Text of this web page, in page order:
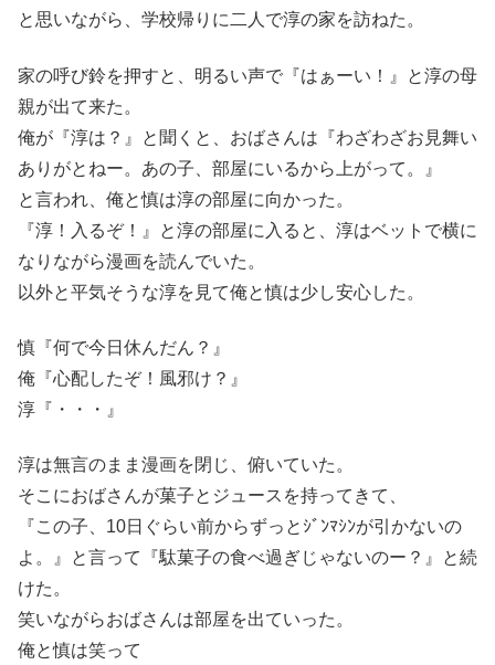
と思いながら、学校帰りに二人で淳の家を訪ねた。
家の呼び鈴を押すと、明るい声で『はぁーい！』と淳の母
親が出て来た。
俺が『淳は？』と聞くと、おばさんは『わざわざお見舞い
ありがとねー。あの子、部屋にいるから上がって。』
と言われ、俺と慎は淳の部屋に向かった。
『淳！入るぞ！』と淳の部屋に入ると、淳はベットで横に
なりながら漫画を読んでいた。
以外と平気そうな淳を見て俺と慎は少し安心した。
慎『何で今日休んだん？』
俺『心配したぞ！風邪け？』
淳『・・・』
淳は無言のまま漫画を閉じ、俯いていた。
そこにおばさんが菓子とジュースを持ってきて、
『この子、10日ぐらい前からずっとｼﾞﾝﾏｼﾝが引かないの
よ。』と言って『駄菓子の食べ過ぎじゃないのー？』と続
けた。
笑いながらおばさんは部屋を出ていった。
俺と慎は笑って